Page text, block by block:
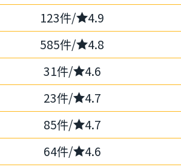
123件/
4.9
585件/
4.8
31件/
4.6
23件/
4.7
85件/
4.7
64件/
4.6